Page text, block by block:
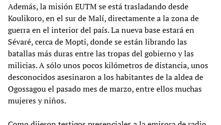
Además, la misión EUTM se está trasladando desde
Koulikoro, en el sur de Malí, directamente a la zona de
guerra en el interior del país. La nueva base estará en
Sévaré, cerca de Mopti, donde se están librando las
batallas más duras entre las tropas del gobierno y las
milicias. A sólo unos pocos kilómetros de distancia, unos
desconocidos asesinaron a los habitantes de la aldea de
Ogossagou el pasado mes de marzo, entre ellos muchas
mujeres y niños.